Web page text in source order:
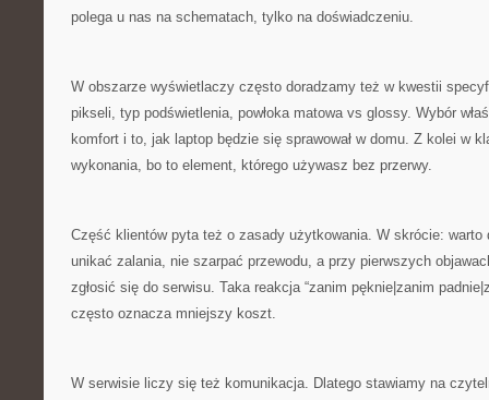
polega u nas na schematach, tylko na doświadczeniu.
W obszarze wyświetlaczy często doradzamy też w kwestii
pikseli, typ podświetlenia, powłoka matowa vs glossy. Wybór
komfort i to, jak laptop będzie się sprawował w domu. Z kolei w
wykonania, bo to element, którego używasz bez przerwy.
Część klientów pyta też o zasady użytkowania. W skrócie: warto
unikać zalania, nie szarpać przewodu, a przy pierwszych
zgłosić się do serwisu. Taka reakcja “zanim pęknie|zanim
często oznacza mniejszy koszt.
W serwisie liczy się też komunikacja. Dlatego stawiamy na